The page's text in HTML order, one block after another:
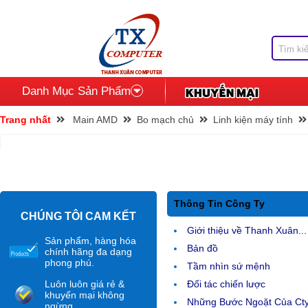
Danh Mục Sản Phẩm
Trang nhất Main AMD Bo mạch chủ Linh kiện máy tính
CHÚNG TÔI CAM KẾT
Sản phẩm, hàng hóa
chính hãng đa dạng
phong phú.
Luôn luôn giá rẻ &
khuyến mại không
Thông Tin Công Ty
Giới thiệu về Thanh Xuân...
Bản đồ
Tầm nhìn sứ mệnh
Đối tác chiến lược
Những Bước Ngoặt Của